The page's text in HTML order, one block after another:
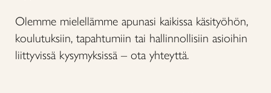
Olemme mielellämme apunasi kaikissa käsityöhön,
koulutuksiin, tapahtumiin tai hallinnollisiin asioihin
liittyvissä kysymyksissä – ota yhteyttä.